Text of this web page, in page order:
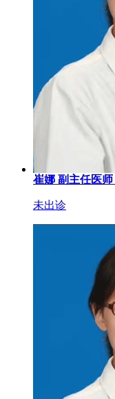
崔娜 副主任医师
未出诊